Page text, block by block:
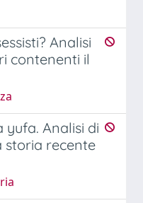
Analisi
contenenti il
yufa. Analisi di
storia recente